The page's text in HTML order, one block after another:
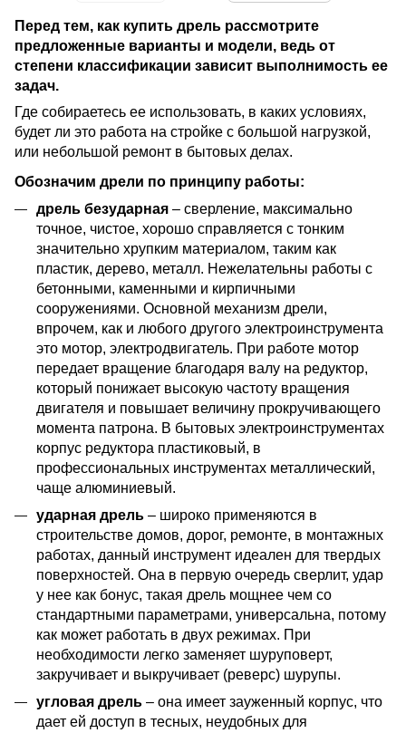
Перед тем, как купить дрель рассмотрите
предложенные варианты и модели, ведь от
степени классификации зависит выполнимость ее
задач.
Где собираетесь ее использовать, в каких условиях,
будет ли это работа на стройке с большой нагрузкой,
или небольшой ремонт в бытовых делах.
Обозначим дрели по принципу работы:
дрель безударная – сверление, максимально
точное, чистое, хорошо справляется с тонким
значительно хрупким материалом, таким как
пластик, дерево, металл. Нежелательны работы с
бетонными, каменными и кирпичными
сооружениями. Основной механизм дрели,
впрочем, как и любого другого электроинструмента
это мотор, электродвигатель. При работе мотор
передает вращение благодаря валу на редуктор,
который понижает высокую частоту вращения
двигателя и повышает величину прокручивающего
момента патрона. В бытовых электроинструментах
корпус редуктора пластиковый, в
профессиональных инструментах металлический,
чаще алюминиевый.
ударная дрель – широко применяются в
строительстве домов, дорог, ремонте, в монтажных
работах, данный инструмент идеален для твердых
поверхностей. Она в первую очередь сверлит, удар
у нее как бонус, такая дрель мощнее чем со
стандартными параметрами, универсальна, потому
как может работать в двух режимах. При
необходимости легко заменяет шуруповерт,
закручивает и выкручивает (реверс) шурупы.
угловая дрель – она имеет зауженный корпус, что
дает ей доступ в тесных, неудобных для